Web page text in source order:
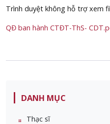
Trình duyệt không hỗ trợ xem
QĐ ban hành CTĐT-ThS-
DANH MỤC
Thạc sĩ